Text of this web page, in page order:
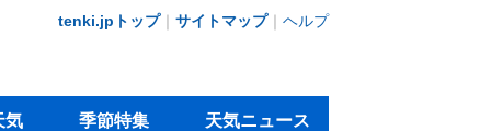
tenki.jpトップ｜ サイトマップ｜ ヘルプ
気 季節特集 天気ニュース